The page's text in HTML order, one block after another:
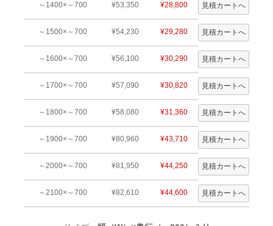
～1400×～700 ¥53,350 ¥28,800
～1500×～700 ¥54,230 ¥29,280
～1600×～700 ¥56,100 ¥30,290
～1700×～700 ¥57,090 ¥30,820
～1800×～700 ¥58,080 ¥31,360
～1900×～700 ¥80,960 ¥43,710
～2000×～700 ¥81,950 ¥44,250
～2100×～700 ¥82,610 ¥44,600